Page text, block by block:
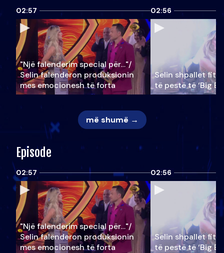
02:57
"Një falenderim special për…"/
Selin falënderon produksionin
mes emocionesh të forta
02:56
Selin shpallet
të pestë të ‘Big
më shumë →
Episode
02:57
"Një falenderim special për…"/
Selin falënderon produksionin
mes emocionesh të forta
02:56
Selin shpallet
të pestë të ‘Big